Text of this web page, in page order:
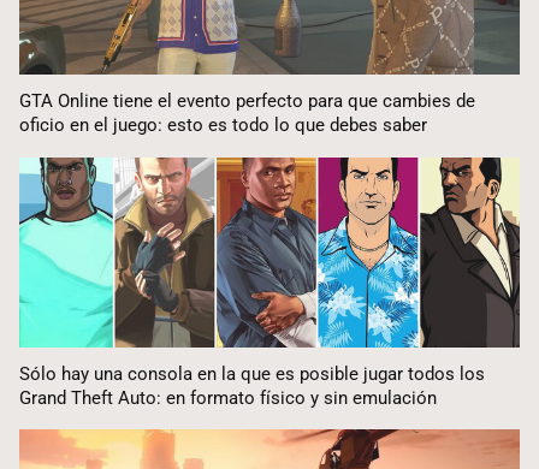
GTA Online tiene el evento perfecto para que cambies de
oficio en el juego: esto es todo lo que debes saber
Sólo hay una consola en la que es posible jugar todos los
Grand Theft Auto: en formato físico y sin emulación